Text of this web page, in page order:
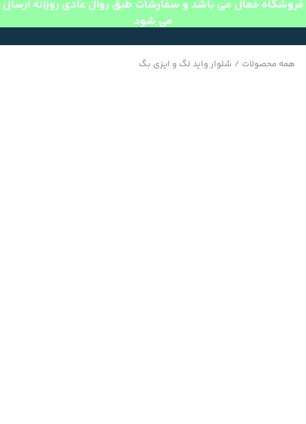
فروشگاه فعال می باشد و سفارشات طبق روال عادی روزانه ارسال
می شود
همه محصولات / شلوار واید لگ و ایزی بگ